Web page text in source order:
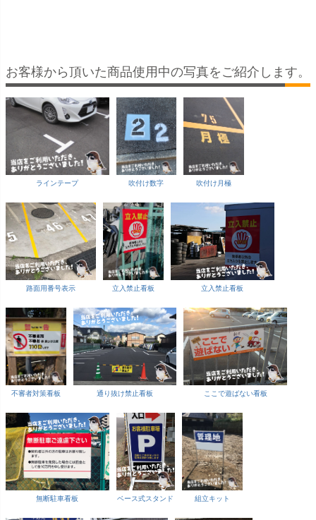
お客様から頂いた商品使用中の写真をご紹介します。
ラインテープ 吹付け数字 吹付け月極
路面用番号表示 立入禁止看板 立入禁止看板
不審者対策看板 通り抜け禁止看板 ここで遊ばない看板
無断駐車看板 ベース式スタンド 組立キット